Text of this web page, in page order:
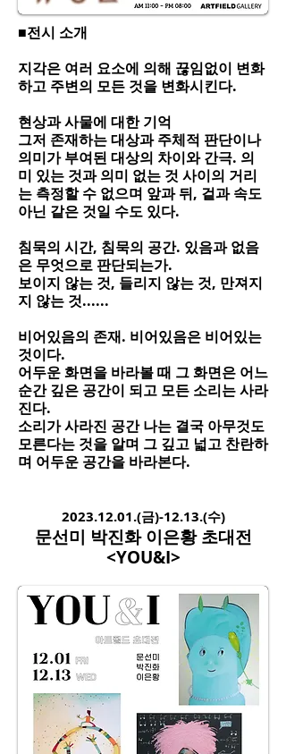
■전시 소개
지각은 여러 요소에 의해 끊임없이 변화
하고 주변의 모든 것을 변화시킨다.
현상과 사물에 대한 기억
그저 존재하는 대상과 주체적 판단이나
의미가 부여된 대상의 차이와 간극. 의
미 있는 것과 의미 없는 것 사이의 거리
는 측정할 수 없으며 앞과 뒤, 겉과 속도
아닌 같은 것일 수도 있다.
침묵의 시간, 침묵의 공간. 있음과 없음
은 무엇으로 판단되는가.
보이지 않는 것, 들리지 않는 것, 만져지
지 않는 것......
비어있음의 존재. 비어있음은 비어있는
것이다.
어두운 화면을 바라볼 때 그 화면은 어느
순간 깊은 공간이 되고 모든 소리는 사라
진다.
소리가 사라진 공간 나는 결국 아무것도
모른다는 것을 알며 그 깊고 넓고 찬란하
며 어두운 공간을 바라본다.
2023.12.01.(금)-12.13.(수)
문선미 박진화 이은황 초대전
<YOU&I>​